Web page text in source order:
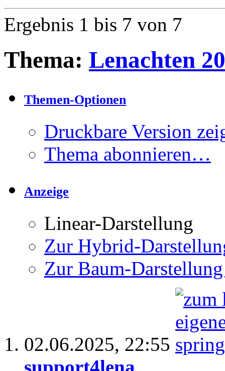
Ergebnis 1 bis 7 von 7
Thema: Lenachten
Themen-Optionen
Druckbare Version
Thema abonnieren…
Anzeige
Linear-Darstellung
Zur Hybrid-
Zur Baum-
02.06.2025, 22:55